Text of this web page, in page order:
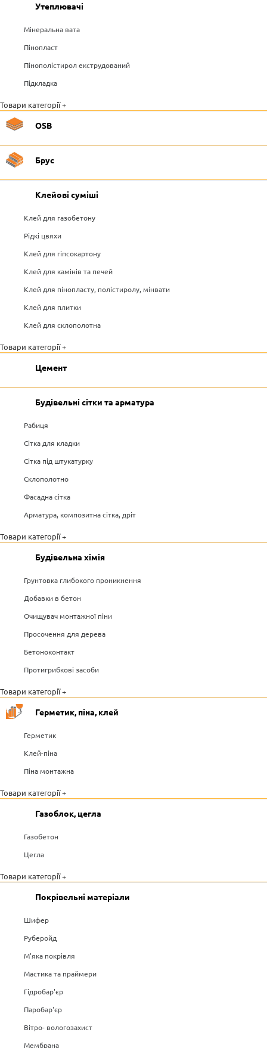
Утеплювачі
Мінеральна вата
Пінопласт
Пінополістирол екструдований
Підкладка
Товари категорії +
OSB
Брус
Клейові суміші
Клей для газобетону
Рідкі цвяхи
Клей для гіпсокартону
Клей для камінів та печей
Клей для пінопласту, полістиролу, мінвати
Клей для плитки
Клей для склополотна
Товари категорії +
Цемент
Будівельні сітки та арматура
Рабиця
Сітка для кладки
Сітка під штукатурку
Склополотно
Фасадна сітка
Арматура, композитна сітка, дріт
Товари категорії +
Будівельна хімія
Грунтовка глибокого проникнення
Добавки в бетон
Очищувач монтажної піни
Просочення для дерева
Бетоноконтакт
Протигрибкові засоби
Товари категорії +
Герметик, піна, клей
Герметик
Клей-піна
Піна монтажна
Товари категорії +
Газоблок, цегла
Газобетон
Цегла
Товари категорії +
Покрівельні матеріали
Шифер
Руберойд
М'яка покрівля
Мастика та праймери
Гідробар'єр
Паробар'єр
Вітро- вологозахист
Мембрана